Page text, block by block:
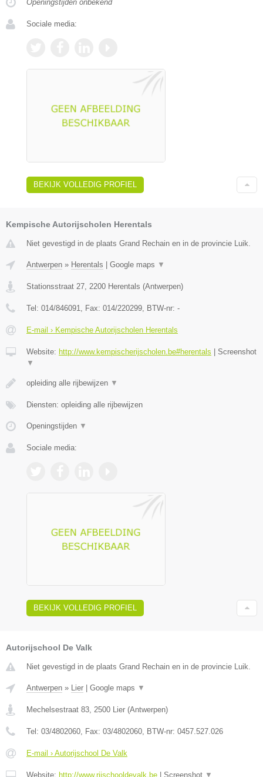
Openingstijden onbekend
Sociale media:
BEKIJK VOLLEDIG PROFIEL
Kempische Autorijscholen Herentals
Niet gevestigd in de plaats Grand Rechain en in de provincie Luik.
Antwerpen » Herentals Google maps ▼
Stationsstraat 27 2200 Herentals (Antwerpen)
Tel: 014/846091 , Fax: 014/220299 , BTW-nr: -
E-mail › Kempische Autorijscholen Herentals
Website: http://www.kempischerijscholen.be#herentals
Screenshot
▼
opleiding alle rijbewijzen ▼
Diensten: opleiding alle rijbewijzen
Openingstijden ▼
Sociale media:
BEKIJK VOLLEDIG PROFIEL
Autorijschool De Valk
Niet gevestigd in de plaats Grand Rechain en in de provincie Luik.
Antwerpen » Lier Google maps ▼
Mechelsestraat 83, 2500 Lier (Antwerpen)
Tel: 03/4802060, Fax: 03/4802060, BTW-nr: 0457.527.026
E-mail › Autorijschool De Valk
Website: http://www.rijschooldevalk.be Screenshot ▼